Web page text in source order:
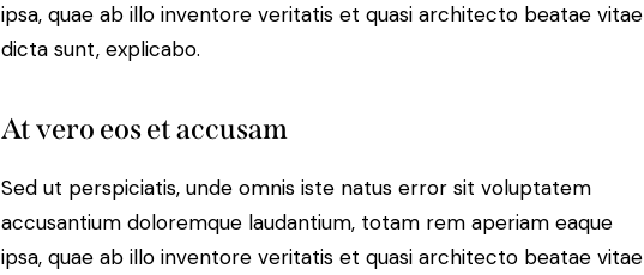
ipsa, quae ab illo inventore veritatis et quasi architecto beatae vitae
dicta sunt, explicabo.
At vero eos et accusam
Sed ut perspiciatis, unde omnis iste natus error sit voluptatem
accusantium doloremque laudantium, totam rem aperiam eaque
ipsa, quae ab illo inventore veritatis et quasi architecto beatae vitae